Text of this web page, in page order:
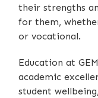
their strengths
for them,
or vocational.
Education at
academic
student